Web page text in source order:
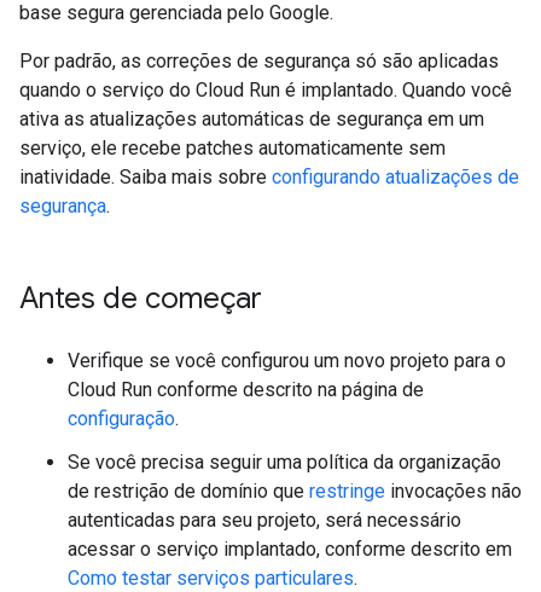
base segura gerenciada pelo Google.
Por padrão, as correções de segurança só são aplicadas
quando o serviço do Cloud Run é implantado. Quando você
ativa as atualizações automáticas de segurança em um
serviço, ele recebe patches automaticamente sem
inatividade. Saiba mais sobre configurando atualizações de
segurança.
Antes de começar
Verifique se você configurou um novo projeto para o
Cloud Run conforme descrito na página de
configuração.
Se você precisa seguir uma política da organização
de restrição de domínio que restringe invocações não
autenticadas para seu projeto, será necessário
acessar o serviço implantado, conforme descrito em
Como testar serviços particulares.